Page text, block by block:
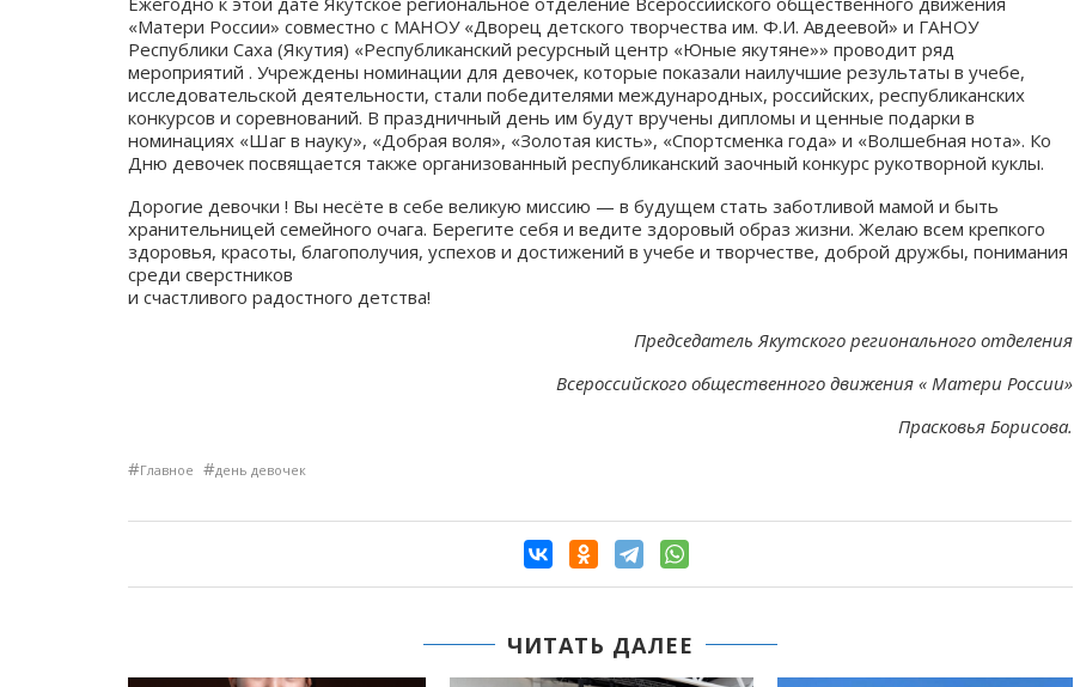
«Матери России» совместно с МАНОУ «Дворец детского творчества им. Ф.И. Авдеевой» и ГАНОУ
Республики Саха (Якутия) «Республиканский ресурсный центр «Юные якутяне»» проводит ряд
мероприятий . Учреждены номинации для девочек, которые показали наилучшие результаты в учебе,
исследовательской деятельности, стали победителями международных, российских, республиканских
конкурсов и соревнований. В праздничный день им будут вручены дипломы и ценные подарки в
номинациях «Шаг в науку», «Добрая воля», «Золотая кисть», «Спортсменка года» и «Волшебная нота». Ко
Дню девочек посвящается также организованный республиканский заочный конкурс рукотворной куклы.
Дорогие девочки ! Вы несёте в себе великую миссию — в будущем стать заботливой мамой и быть
хранительницей семейного очага. Берегите себя и ведите здоровый образ жизни. Желаю всем крепкого
здоровья, красоты, благополучия, успехов и достижений в учебе и творчестве, доброй дружбы, понимания
среди сверстников
и счастливого радостного детства!
Председатель Якутского регионального отделения
Всероссийского общественного движения « Матери России»
Прасковья Борисова.
#Главное #день девочек
ЧИТАТЬ ДАЛЕЕ